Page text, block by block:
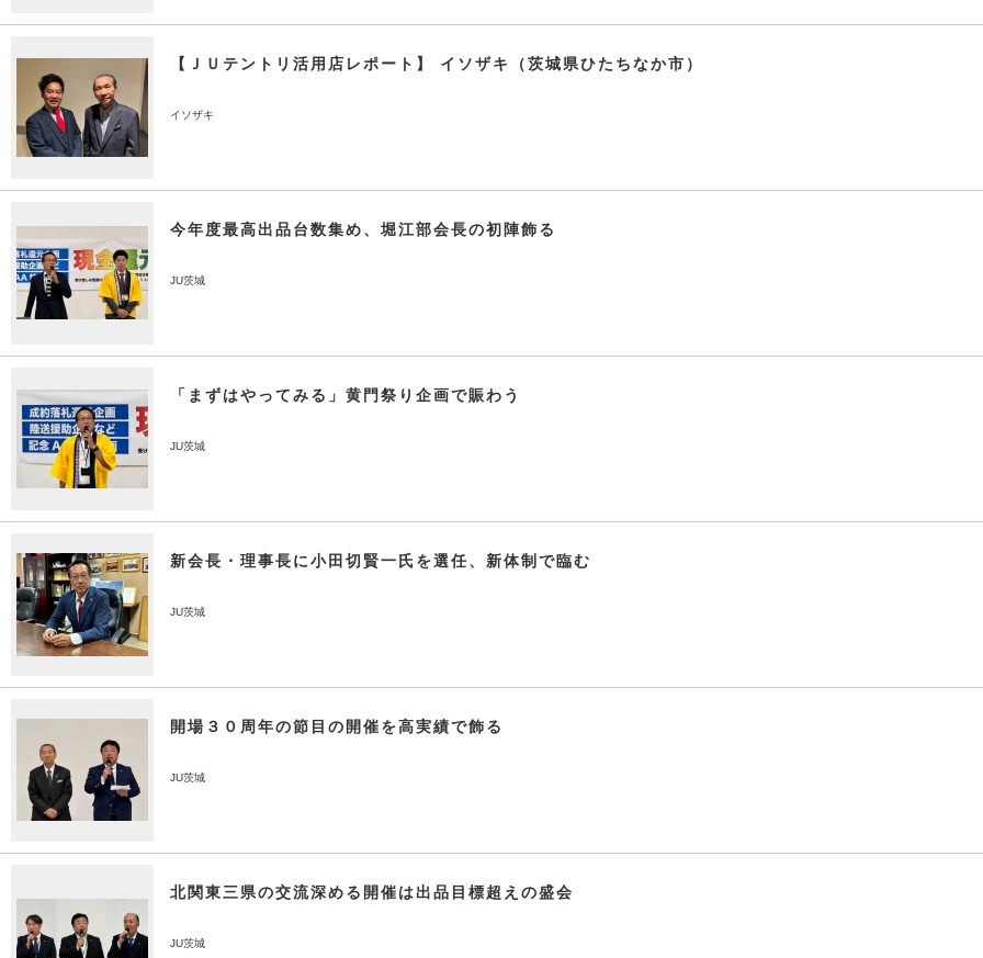
【ＪＵテントリ活用店レポート】 イソザキ（茨城県ひたちなか市）
イソザキ
今年度最高出品台数集め、堀江部会長の初陣飾る
JU茨城
「まずはやってみる」黄門祭り企画で賑わう
JU茨城
新会長・理事長に小田切賢一氏を選任、新体制で臨む
JU茨城
開場３０周年の節目の開催を高実績で飾る
JU茨城
北関東三県の交流深める開催は出品目標超えの盛会
JU茨城